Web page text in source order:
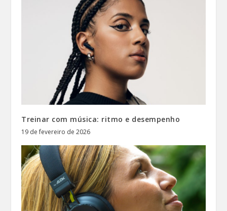
Treinar com música: ritmo e desempenho
19 de fevereiro de 2026